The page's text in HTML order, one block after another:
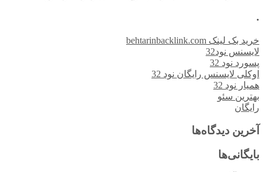
.
خرید بک لینک behtarinbacklink.com
لایسنس نود32
پسورد نود 32
اوکلی لایسنس رایگان نود 32
همیار نود 32
بهترین سئو
رایگان
آخرین دیدگاه‌ها
بایگانی‌ها